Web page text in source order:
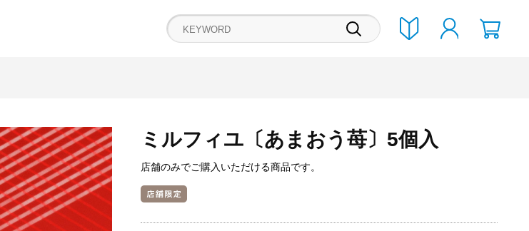
ミルフィユ〔あまおう苺〕5個入
店舗のみでご購入いただける商品です。